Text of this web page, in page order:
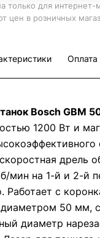
только для интернет-
цен в розничных
Оплата
Bosch GBM
1200 Вт и
дрель
мин на 1-й и 2-й
Работает с
50 мм,
диаметр